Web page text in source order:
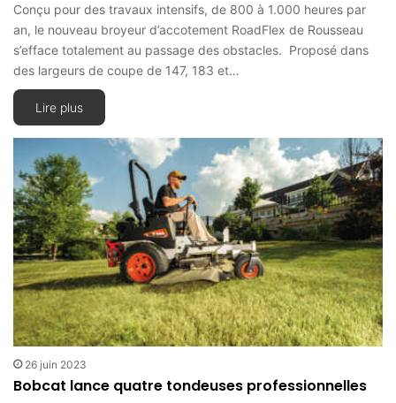
Conçu pour des travaux intensifs, de 800 à 1.000 heures par
an, le nouveau broyeur d’accotement RoadFlex de Rousseau
s’efface totalement au passage des obstacles. Proposé dans
des largeurs de coupe de 147, 183 et…
Lire plus
26 juin 2023
Bobcat lance quatre tondeuses professionnelles